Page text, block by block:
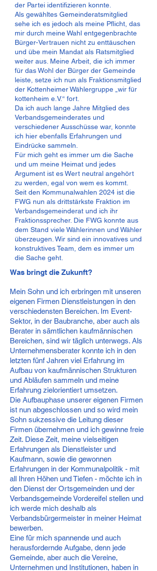
der Partei identifizieren konnte.
Als gewähltes Gemeinderatsmitglied
sehe ich es jedoch als meine Pflicht, das
mir durch meine Wahl entgegenbrachte
Bürger-Vertrauen nicht zu enttäuschen
und übe mein Mandat als Ratsmitglied
weiter aus. Meine Arbeit, die ich immer
für das Wohl der Bürger der Gemeinde
leiste, setze ich nun als Fraktionsmitglied
der Kottenheimer Wählergruppe „wir für
kottenheim e.V.“ fort.
Da ich auch lange Jahre Mitglied des
Verbandsgemeinderates und
verschiedener Ausschüsse war, konnte
ich hier ebenfalls Erfahrungen und
Eindrücke sammeln.
Für mich geht es immer um die Sache
und um meine Heimat und jedes
Argument ist es Wert neutral angehört
zu werden, egal von wem es kommt.
Seit den Kommunalwahlen 2024 ist die
FWG nun als drittstärkste Fraktion im
Verbandsgemeinderat und ich ihr
Fraktionssprecher. Die FWG konnte aus
dem Stand viele Wählerinnen und Wähler
überzeugen. Wir sind ein innovatives und
konstruktives Team, dem es immer um
die Sache geht.
Was bringt die Zukunft?
Mein Sohn und ich erbringen mit unseren
eigenen Firmen Dienstleistungen in den
verschiedensten Bereichen. Im Event-
Sektor, in der Baubranche, aber auch als
Berater in sämtlichen kaufmännischen
Bereichen, sind wir täglich unterwegs. Als
Unternehmensberater konnte ich in den
letzten fünf Jahren viel Erfahrung im
Aufbau von kaufmännischen Strukturen
und Abläufen sammeln und meine
Erfahrung zielorientiert umsetzen.
Die Aufbauphase unserer eigenen Firmen
ist nun abgeschlossen und so wird mein
Sohn sukzessive die Leitung dieser
Firmen übernehmen und ich gewinne freie
Zeit. Diese Zeit, meine vielseitigen
Erfahrungen als Dienstleister und
Kaufmann, sowie die gewonnen
Erfahrungen in der Kommunalpolitik - mit
all Ihren Höhen und Tiefen - möchte ich in
den Dienst der Ortsgemeinden und der
Verbandsgemeinde Vordereifel stellen und
ich werde mich deshalb als
Verbandsbürgermeister in meiner Heimat
bewerben.
Eine für mich spannende und auch
herausfordernde Aufgabe, denn jede
Gemeinde, aber auch die Vereine,
Unternehmen und Institutionen, haben in